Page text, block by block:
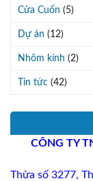
Cửa Cuốn (5)
Dự án (12)
Nhôm kính (2)
Tin tức (42)
CÔNG TY
Thửa số 3277,